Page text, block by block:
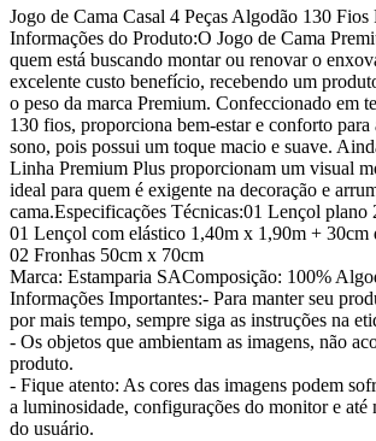
Jogo de Cama Casal 4 Peças Algodão 130 Fios
Informações do Produto:O Jogo de Cama
quem está buscando montar ou renovar o
excelente custo benefício, recebendo um
o peso da marca Premium. Confeccionado em
130 fios, proporciona bem-estar e conforto para
sono, pois possui um toque macio e suave.
Linha Premium Plus proporcionam um visual
ideal para quem é exigente na decoração e
cama.Especificações Técnicas:01 Lençol plano
01 Lençol com elástico 1,40m x 1,90m + 30cm
02 Fronhas 50cm x 70cm
Marca: Estamparia SAComposição: 100%
Informações Importantes:- Para manter seu
por mais tempo, sempre siga as instruções na
- Os objetos que ambientam as imagens, não
produto.
- Fique atento: As cores das imagens podem
a luminosidade, configurações do monitor e até
do usuário.